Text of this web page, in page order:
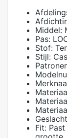
Middel:
Pas:
Stof:
Stijl:
Fit: